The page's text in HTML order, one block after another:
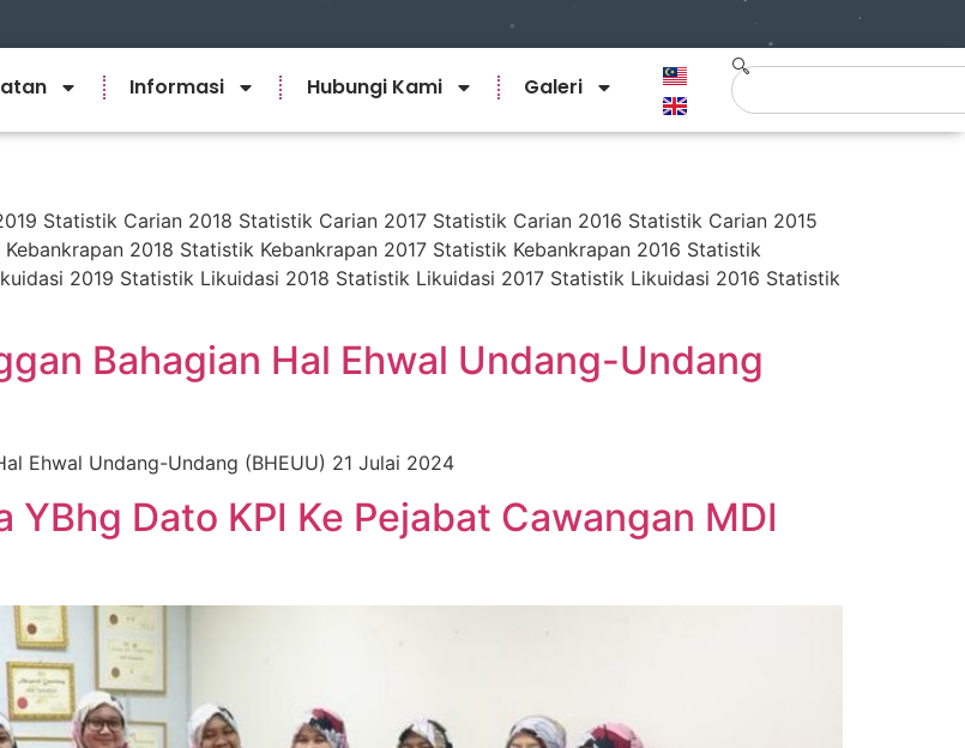
Informasi Hubungi Kami Galeri
Statistik Carian 2018 Statistik Carian 2017 Statistik Carian 2016 Statistik Carian 2015
2018 Statistik Kebankrapan 2017 Statistik Kebankrapan 2016 Statistik
2019 Statistik Likuidasi 2018 Statistik Likuidasi 2017 Statistik Likuidasi 2016 Statistik
Bahagian Hal Ehwal Undang-Undang
Ehwal Undang-Undang (BHEUU) 21 Julai 2024
Dato KPI Ke Pejabat Cawangan MDI